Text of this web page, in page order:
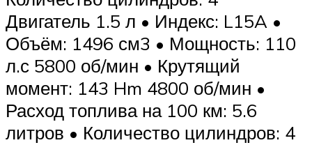
Двигатель 1.5 л • Индекс: L15A •
Объём: 1496 см3 • Мощность: 110
л.с 5800 об/мин • Крутящий
момент: 143 Hm 4800 об/мин •
Расход топлива на 100 км: 5.6
литров • Количество цилиндров: 4